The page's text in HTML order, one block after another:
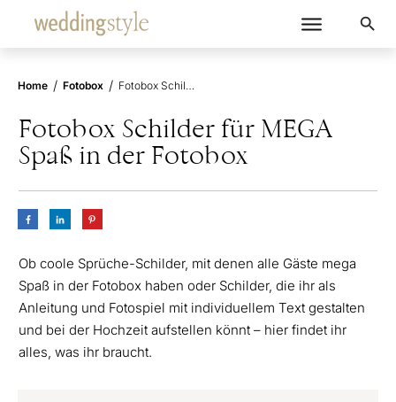
Home / Fotobox / Fotobox Schilder für MEGA Spaß in der Fotobox
Fotobox Schilder für MEGA
Spaß in der Fotobox
Ob coole Sprüche-Schilder, mit denen alle Gäste mega
Spaß in der Fotobox haben oder Schilder, die ihr als
Anleitung und Fotospiel mit individuellem Text gestalten
und bei der Hochzeit aufstellen könnt – hier findet ihr
alles, was ihr braucht.